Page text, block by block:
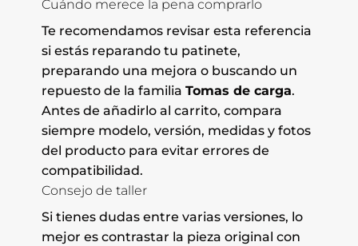
Cuándo merece la pena comprarlo
Te recomendamos revisar esta referencia
si estás reparando tu patinete,
preparando una mejora o buscando un
repuesto de la familia Tomas de carga.
Antes de añadirlo al carrito, compara
siempre modelo, versión, medidas y fotos
del producto para evitar errores de
compatibilidad.
Consejo de taller
Si tienes dudas entre varias versiones, lo
mejor es contrastar la pieza original con